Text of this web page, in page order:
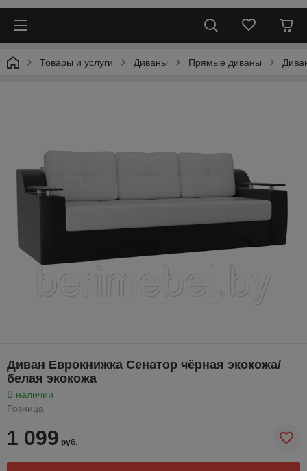
Товары и услуги Диваны Прямые диваны
Диван Еврокнижка Сенатор чёрная экокожа/
белая экокожа
В наличии
Розница
1 099 руб.